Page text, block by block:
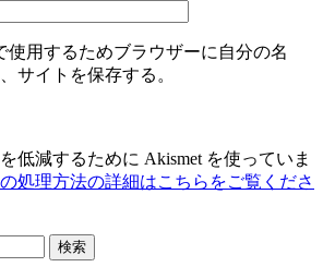
使用するためブラウザーに自分の名
サイトを保存する。
低減するために Akismet を使っていま
処理方法の詳細はこちらをご覧くださ